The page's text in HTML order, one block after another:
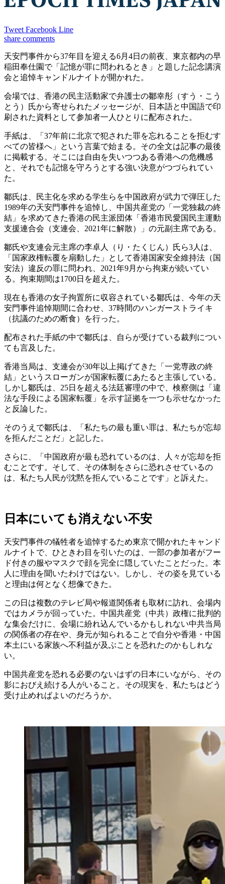
Tweet Facebook Line
share comments
天安門事件から37年目を迎える6月4日の前夜、東京都内の早
稲田奉仕園で「記憶が罪に問われるとき」と題した記念講演
会と追悼キャンドルナイトが開かれた。
会場では、香港の民主活動家で弁護士の鄒幸彤（すう・こう
とう）氏から寄せられたメッセージが、日本語と中国語で印
刷された資料として参加者一人ひとりに配布された。
手紙は、「37年前に北京で犯された罪を忘れることを拒むす
べての皆様へ」という言葉で始まる。その全文は記事の最後
に掲載する。そこには自由を失いつつある香港への危機感
と、それでも記憶を守ろうとする強い決意がつづられてい
た。
鄒氏は、民主化を求める学生らを中国政府が武力で弾圧した
1989年の天安門事件を追悼し、中国共産党の「一党独裁の終
結」を求めてきた香港の民主派団体「香港市民愛国民主運動
支援連合会（支連会、2021年に解散）」の元副主席である。
鄒氏や支連会元主席の李卓人（り・たくじん）氏ら3人は、
「国家政権転覆を扇動した」として香港国家安全維持法（国
安法）違反の罪に問われ、2021年9月から拘束が続いてい
る。拘束期間は1700日を超えた。
現在も香港の女子拘置所に収容されている鄒氏は、今年の天
安門事件追悼期間に合わせ、37時間のハンガーストライキ
（抗議のための断食）を行った。
配布された手紙の中で鄒氏は、自らが受けている裁判につい
ても言及した。
香港当局は、支連会が30年以上掲げてきた「一党専政の終
結」というスローガンが国家転覆にあたると主張している。
しかし鄒氏は、25日を超える法廷審理の中で、検察側は「違
法な手段による国家転覆」を示す証拠を一つも示せなかった
と反論した。
そのうえで鄒氏は、「私たちの最も重い罪は、私たちが忘却
を拒んだことだ」と記した。
さらに、「中国政府が最も恐れているのは、人々が忘却を拒
むことです。そして、その体制をさらに恐れさせているの
は、私たち人民が沈黙を拒んでいることです」と訴えた。
日本にいても消えない不安
天安門事件の犠牲者を追悼するため東京で開かれたキャンド
ルナイトで、ひときわ目を引いたのは、一部の参加者がフー
ド付きの服やマスクで顔を完全に隠していたことだった。本
人に理由を聞いたわけではない。しかし、その姿を見ている
と理由は何となく想像できた。
この日は複数のテレビ局や報道関係者も取材に訪れ、会場内
ではカメラが回っていた。中国共産党（中共）政権に批判的
な集会だけに、会場に紛れ込んでいるかもしれない中共当局
の関係者の存在や、身元が知られることで自分や香港・中国
本土にいる家族へ不利益が及ぶことを恐れたのかもしれな
い。
中国共産党を恐れる必要のないはずの日本にいながら、その
影におびえ続ける人がいること。その現実を、私たちはどう
受け止めればよいのだろうか。